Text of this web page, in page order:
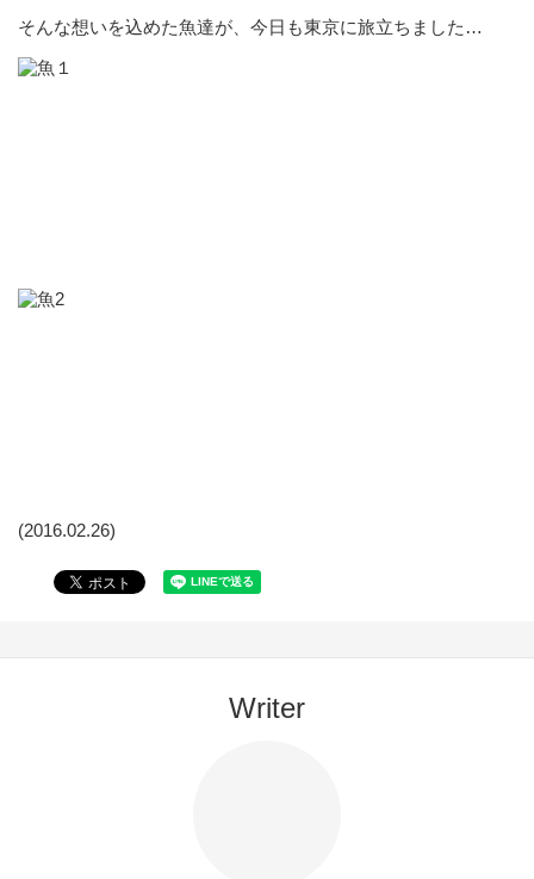
そんな想いを込めた魚達が、今日も東京に旅立ちました…
(2016.02.26)
Writer